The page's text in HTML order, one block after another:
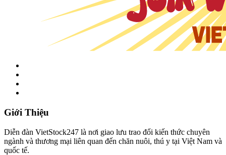
Giới Thiệu
Diễn đàn VietStock247 là nơi giao lưu trao đổi kiến thức chuyên
ngành và thương mại liên quan đến chăn nuôi, thú y tại Việt Nam và
quốc tế.